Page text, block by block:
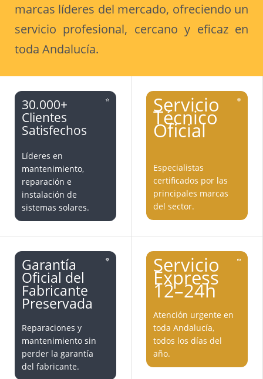
marcas líderes del mercado, ofreciendo un
servicio profesional, cercano y eficaz en
toda Andalucía.
30.000+
Clientes
Satisfechos
Líderes en
mantenimiento,
reparación e
instalación de
sistemas solares.
Servicio
Técnico
Oficial
Especialistas
certificados por las
principales marcas
del sector.
Garantía
Oficial del
Fabricante
Preservada
Reparaciones y
mantenimiento sin
perder la garantía
del fabricante.
Servicio
Express
12–24h
Atención urgente en
toda Andalucía,
todos los días del
año.